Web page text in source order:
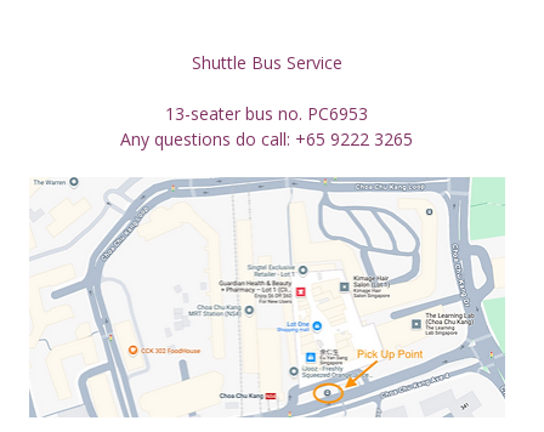
Shuttle Bus Service
13-seater bus no. PC6953
Any questions do call: +65 9222 3265